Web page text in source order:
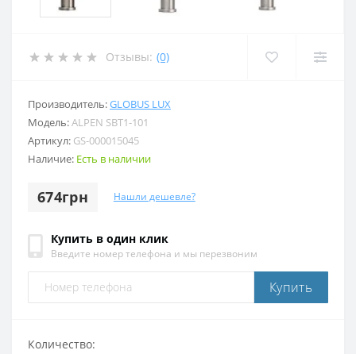
Отзывы: (0)
Производитель:GLOBUS LUX
Модель:ALPEN SBT1-101
Артикул: GS-000015045
Наличие: Есть в наличии
674грн Нашли дешевле?
Купить в один клик
Введите номер телефона и мы перезвоним
Купить
Количество: